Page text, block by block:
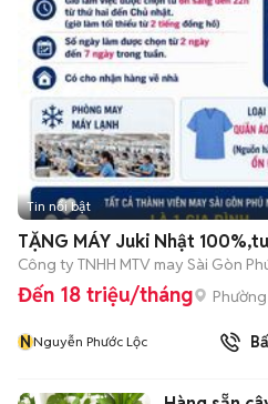
Tin nổi bật
TẶNG MÁY Juki Nhật
Công ty TNHH MTV may Sài Gòn
Đến 18 triệu/tháng
NNguyễn Phước Lộc